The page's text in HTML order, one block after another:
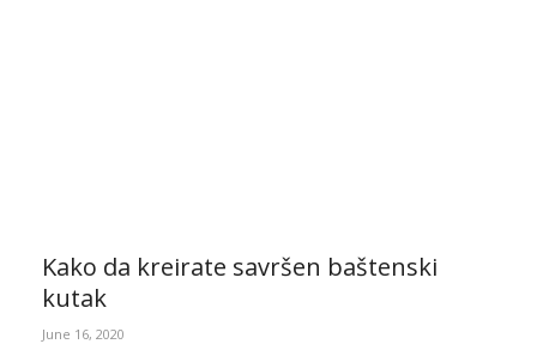
Kako da kreirate savršen baštenski
kutak
June 16, 2020